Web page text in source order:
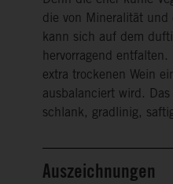
die von Mineralität und
kann sich auf dem
hervorragend
extra trockenen Wein
ausbalanciert wird.
schlank, gradlinig,
Auszeichnungen